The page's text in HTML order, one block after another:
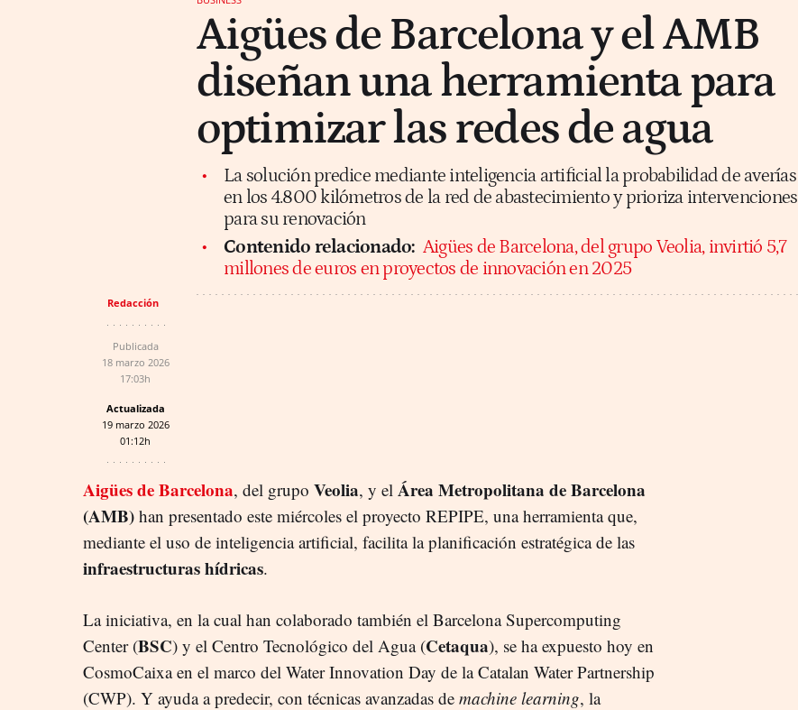
Aigües de Barcelona y el AMB
diseñan una herramienta para
optimizar las redes de agua
La solución predice mediante inteligencia artificial la probabilidad de averías
en los 4.800 kilómetros de la red de abastecimiento y prioriza intervenciones
para su renovación
Contenido relacionado: Aigües de Barcelona, del grupo Veolia, invirtió 5,7
millones de euros en proyectos de innovación en 2025
Redacción
Publicada
18 marzo 2026
17:03h
Actualizada
19 marzo 2026
01:12h
Aigües de Barcelona, del grupo Veolia, y el Área Metropolitana de Barcelona
(AMB) han presentado este miércoles el proyecto REPIPE, una herramienta que,
mediante el uso de inteligencia artificial, facilita la planificación estratégica de las
infraestructuras hídricas.
La iniciativa, en la cual han colaborado también el Barcelona Supercomputing
Center (BSC) y el Centro Tecnológico del Agua (Cetaqua), se ha expuesto hoy en
CosmoCaixa en el marco del Water Innovation Day de la Catalan Water Partnership
(CWP). Y ayuda a predecir, con técnicas avanzadas de machine learning, la